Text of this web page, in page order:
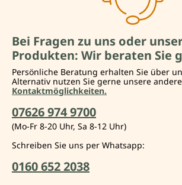
Bei Fragen zu uns oder
Produkten: Wir beraten Sie
Persönliche Beratung erhalten Sie über
Alternativ nutzen Sie gerne unsere
Kontaktmöglichkeiten.
07626 974 9700
(Mo-Fr 8-20 Uhr, Sa 8-12 Uhr)
Schreiben Sie uns per Whatsapp:
0160 652 2038